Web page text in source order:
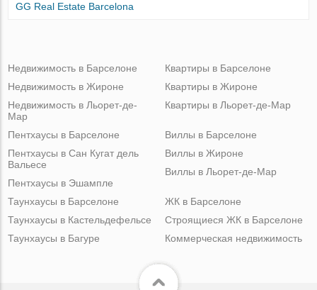
GG Real Estate Barcelona
Недвижимость в Барселоне
Недвижимость в Жироне
Недвижимость в Льорет-де-
Мар
Квартиры в Барселоне
Квартиры в Жироне
Квартиры в Льорет-де-Мар
Пентхаусы в Барселоне
Пентхаусы в Сан Кугат дель
Вальесе
Пентхаусы в Эшампле
Виллы в Барселоне
Виллы в Жироне
Виллы в Льорет-де-Мар
Таунхаусы в Барселоне
Таунхаусы в Кастельдефельсе
Таунхаусы в Багуре
ЖК в Барселоне
Строящиеся ЖК в Барселоне
Коммерческая недвижимость